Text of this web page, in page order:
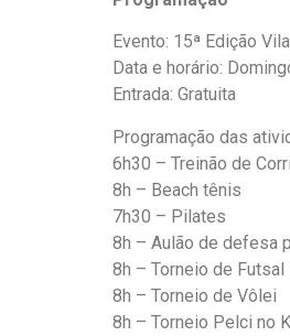
Evento: 15ª Edição
Data e horário:
Entrada: Gratuita
Programação das
6h30 – Treinão de
8h – Beach tênis
7h30 – Pilates
8h – Aulão de defesa
8h – Torneio de Futsal
8h – Torneio de Vôlei
8h – Torneio Pelci no